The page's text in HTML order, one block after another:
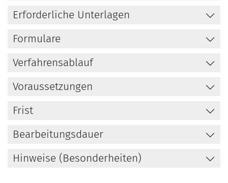
Erforderliche Unterlagen
Formulare
Verfahrensablauf
Voraussetzungen
Frist
Bearbeitungsdauer
Hinweise (Besonderheiten)